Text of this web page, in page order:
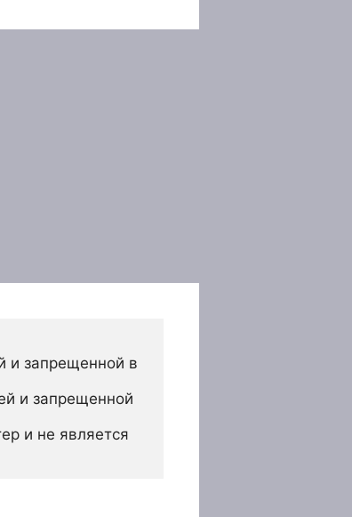
и запрещенной в
и запрещенной
и не является